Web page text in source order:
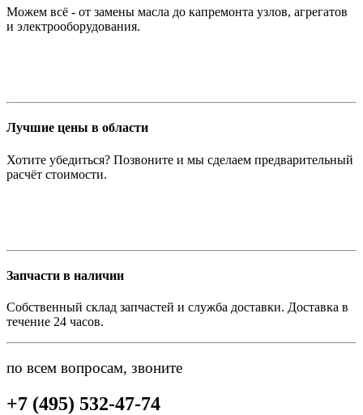
Можем всё - от замены масла до капремонта узлов, агрегатов
и электрооборудования.
Лучшие цены в области
Хотите убедиться? Позвоните и мы сделаем предварительный
расчёт стоимости.
Запчасти в наличии
Собственный склад запчастей и служба доставки. Доставка в
течение 24 часов.
по всем вопросам, звоните
+7 (495) 532-47-74